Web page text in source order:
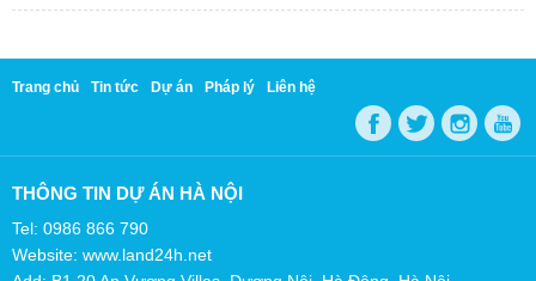
Trang chủ Tin tức Dự án Pháp lý Liên hệ
THÔNG TIN DỰ ÁN HÀ NỘI
Tel: 0986 866 790
Website: www.land24h.net